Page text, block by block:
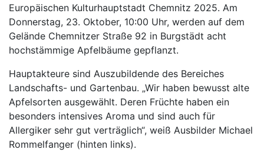
Europäischen Kulturhauptstadt Chemnitz 2025. Am
Donnerstag, 23. Oktober, 10:00 Uhr, werden auf dem
Gelände Chemnitzer Straße 92 in Burgstädt acht
hochstämmige Apfelbäume gepflanzt.
Hauptakteure sind Auszubildende des Bereiches
Landschafts- und Gartenbau. „Wir haben bewusst alte
Apfelsorten ausgewählt. Deren Früchte haben ein
besonders intensives Aroma und sind auch für
Allergiker sehr gut verträglich“, weiß Ausbilder Michael
Rommelfanger (hinten links).